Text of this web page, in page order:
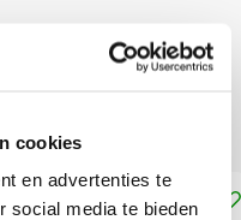
cookies
en advertenties te
social media te bieden
winkelwagen